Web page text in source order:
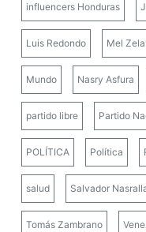
influencers Honduras
Luis Redondo Mel
Mundo Nasry Asfura
partido libre Partido
POLÍTICA Política
salud Salvador
Tomás Zambrano